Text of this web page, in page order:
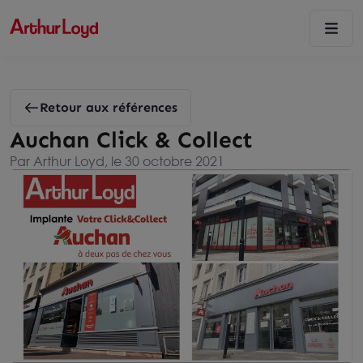
Retour aux références
Auchan Click & Collect
Par Arthur Loyd, le 30 octobre 2021